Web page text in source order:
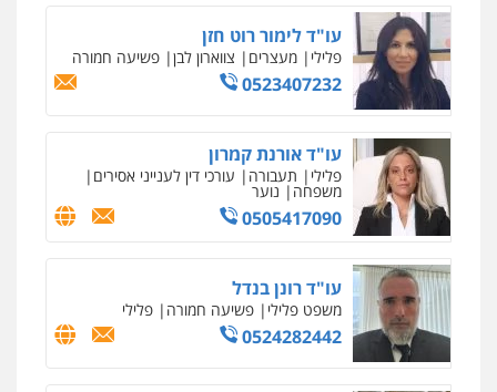
עו"ד לימור רוט חזן
פלילי מעצרים צווארון לבן פשיעה חמורה
0523407232
עו"ד אורנת קמרון
פלילי תעבורה עורכי דין לענייני אסירים
משפחה נוער
0505417090
עו"ד רונן בנדל
משפט פלילי פשיעה חמורה פלילי
0524282442
אחסון אתרים
מהירות הגנה
מקצועיים לעורכי דין
מרכז התחלה חדשה
אסירים עבירות מין שירותים מקצועיים
לעורכי דין
מאיה בלום, עו"ס, טיפול ושיקום
טיפול בהתמכרויות
לעורכי דין